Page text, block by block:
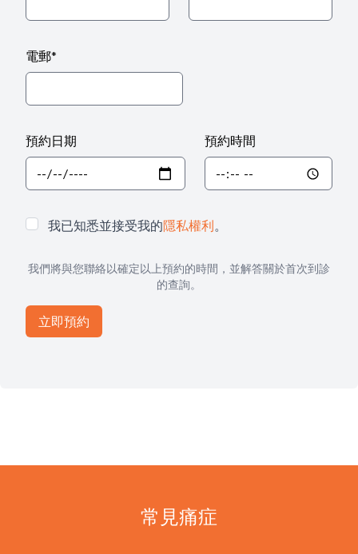
電郵*
預約日期 預約時間
我已知悉並接受我的隱私權利。
我們將與您聯絡以確定以上預約的時間，並解答關於首次到診
的查詢。
常見痛症